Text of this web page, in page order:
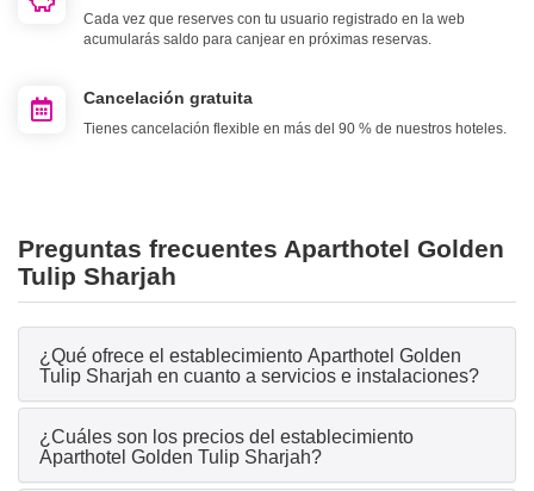
Cada vez que reserves con tu usuario registrado en la web
acumularás saldo para canjear en próximas reservas.
Cancelación gratuita
Tienes cancelación flexible en más del 90 % de nuestros hoteles.
Preguntas frecuentes Aparthotel Golden
Tulip Sharjah
¿Qué ofrece el establecimiento Aparthotel Golden
Tulip Sharjah en cuanto a servicios e instalaciones?
¿Cuáles son los precios del establecimiento
Aparthotel Golden Tulip Sharjah?